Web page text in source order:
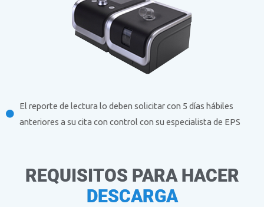
El reporte de lectura lo deben solicitar con 5 días hábiles
anteriores a su cita con control con su especialista de EPS
REQUISITOS PARA HACER
DESCARGA